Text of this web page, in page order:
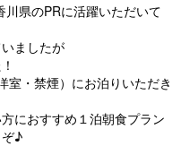
県のPRに活躍いただいて
ましたが
室・禁煙）にお泊りいただき
におすすめ１泊朝食プラン
♪